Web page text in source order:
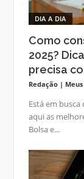
DIA A DIA
Como
2025?
precisa
Redação |
Está em
aqui as
Bolsa e...